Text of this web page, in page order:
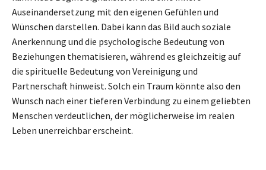
Auseinandersetzung mit den eigenen Gefühlen und
Wünschen darstellen. Dabei kann das Bild auch soziale
Anerkennung und die psychologische Bedeutung von
Beziehungen thematisieren, während es gleichzeitig auf
die spirituelle Bedeutung von Vereinigung und
Partnerschaft hinweist. Solch ein Traum könnte also den
Wunsch nach einer tieferen Verbindung zu einem geliebten
Menschen verdeutlichen, der möglicherweise im realen
Leben unerreichbar erscheint.